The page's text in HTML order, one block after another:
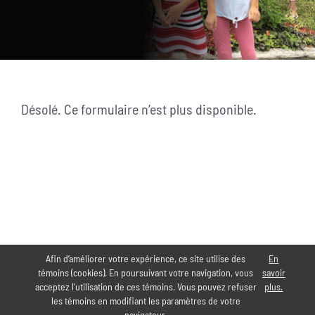
Désolé. Ce formulaire n’est plus disponible.
Afin d’améliorer votre expérience, ce site utilise des
témoins (cookies). En poursuivant votre navigation, vous
acceptez l'utilisation de ces témoins. Vous pouvez refuser
les témoins en modifiant les paramètres de votre
En
savoir
plus.